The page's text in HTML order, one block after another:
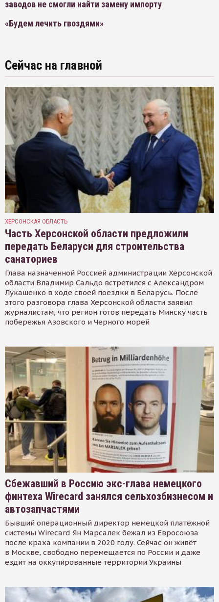
заводов не смогли найти замену импорту
«Будем лечить гвоздями»
Сейчас на главной
ХЕРСОНСКАЯ ОБЛАСТЬ
Часть Херсонской области предложили
передать Беларуси для строительства
санаториев
Глава назначенной Россией администрации Херсонской
области Владимир Сальдо встретился с Александром
Лукашенко в ходе своей поездки в Беларусь. После
этого разговора глава Херсонской области заявил
журналистам, что регион готов передать Минску часть
побережья Азовского и Черного морей
Сбежавший в Россию экс-глава немецкого
финтеха Wirecard занялся сельхозбизнесом и
автозапчастями
Бывший операционный директор немецкой платёжной
системы Wirecard Ян Марсалек бежал из Евросоюза
после краха компании в 2020 году. Сейчас он живёт
в Москве, свободно перемещается по России и даже
ездит на оккупированные территории Украины